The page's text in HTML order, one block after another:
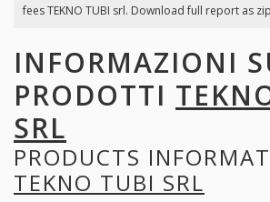
fees TEKNO TUBI srl. Download full report as
INFORMAZIONI
PRODOTTI
SRL
PRODUCTS
TEKNO TUBI SRL